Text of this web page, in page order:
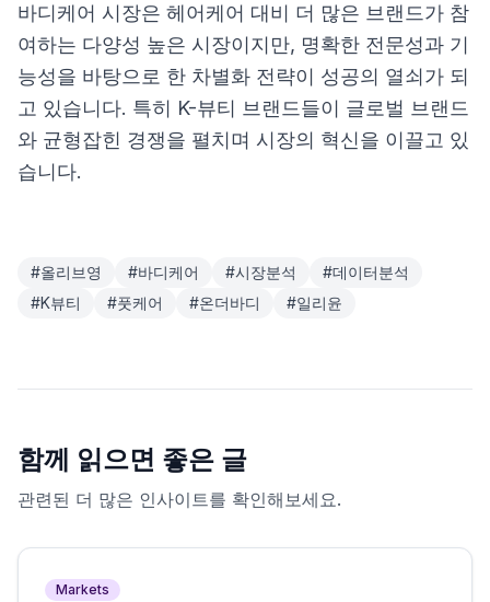
바디케어 시장은 헤어케어 대비 더 많은 브랜드가 참
여하는 다양성 높은 시장이지만, 명확한 전문성과 기
능성을 바탕으로 한 차별화 전략이 성공의 열쇠가 되
고 있습니다. 특히 K-뷰티 브랜드들이 글로벌 브랜드
와 균형잡힌 경쟁을 펼치며 시장의 혁신을 이끌고 있
습니다.
#올리브영 #바디케어 #시장분석 #데이터분석
#K뷰티 #풋케어 #온더바디 #일리윤
함께 읽으면 좋은 글
관련된 더 많은 인사이트를 확인해보세요.
Markets